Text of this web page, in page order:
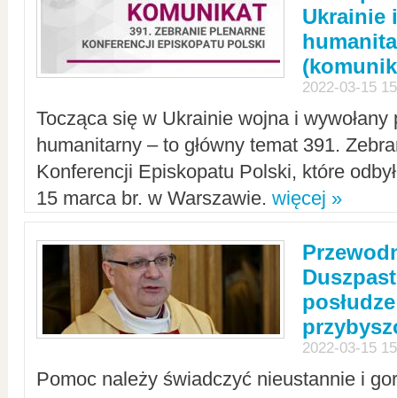
Ukrainie
2022-03-15
Tocząca się w Ukrainie wojna i
humanitarny – to główny temat 391.
Konferencji Episkopatu Polski, które
15 marca br. w Warszawie. więcej »
2022-03-15
Pomoc należy świadczyć nieustannie i